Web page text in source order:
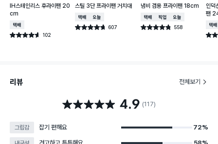
IH스테인리스 후라이팬 20
cm
택배배송
별점 4.6점 102
건 작성
스틸 3단 프라이팬 거치대
택배배송오늘배송
별점 4.7점 607
건 작성
냄비 겸용 프라이팬 18cm
택배배송매장픽업오늘배송
별점 4.8점 558
건 작성
인덕
팬
택배
별점
리뷰 전체보기
별점 4.9점 4.9 (117)
그립감 잡기 편해요 72%